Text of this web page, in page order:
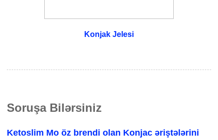
Konjak Jelesi
Soruşa Bilərsiniz
Ketoslim Mo öz brendi olan Konjac əriştələrini